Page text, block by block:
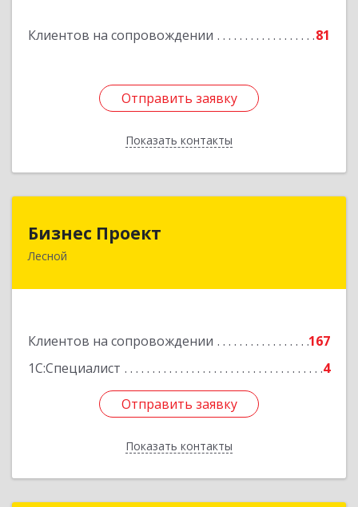
Клиентов на сопровождении 81
Отправить заявку
Показать контакты
Отправить заявку
Назад
Бизнес Проект
Лесной
Клиентов на сопровождении
167
1С:Специалист
4
Отправить заявку
Показать контакты
624200, Свердловская обл, Лесной г, Сиротина
Отправить заявку
Назад